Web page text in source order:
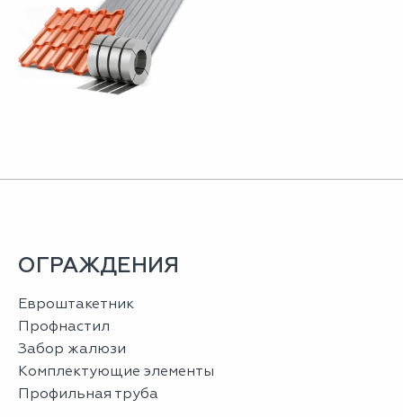
ОГРАЖДЕНИЯ
евроштакетник
профнастил
забор жалюзи
комплектующие элементы
профильная труба